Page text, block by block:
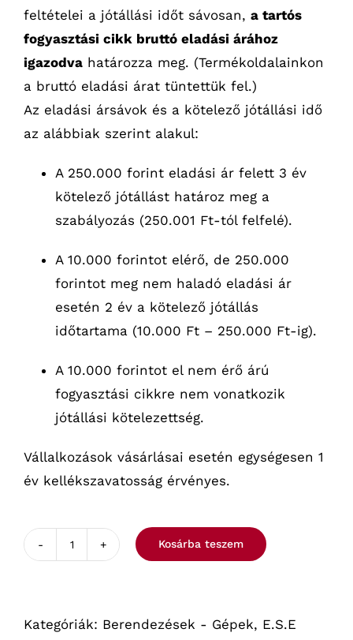
feltételei a jótállási időt sávosan, a tartós
fogyasztási cikk bruttó eladási árához
igazodva határozza meg. (Termékoldalainkon
a bruttó eladási árat tüntettük fel.)
Az eladási ársávok és a kötelező jótállási idő
az alábbiak szerint alakul:
A 250.000 forint eladási ár felett 3 év
kötelező jótállást határoz meg a
szabályozás (250.001 Ft-tól felfelé).
A 10.000 forintot elérő, de 250.000
forintot meg nem haladó eladási ár
esetén 2 év a kötelező jótállás
időtartama (10.000 Ft – 250.000 Ft-ig).
A 10.000 forintot el nem érő árú
fogyasztási cikkre nem vonatkozik
jótállási kötelezettség.
Vállalkozások vásárlásai esetén egységesen 1
év kellékszavatosság érvényes.
Spinel
podos
Kosárba teszem
Kategóriák: Berendezések - Gépek, E.S.E